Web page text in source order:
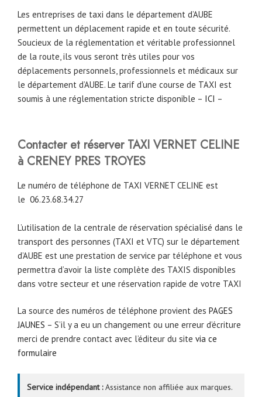
Les entreprises de taxi dans le département d’AUBE
permettent un déplacement rapide et en toute sécurité.
Soucieux de la réglementation et véritable professionnel
de la route, ils vous seront très utiles pour vos
déplacements personnels, professionnels et médicaux sur
le département d’AUBE. Le tarif d’une course de TAXI est
soumis à une réglementation stricte disponible – ICI –
Contacter et réserver TAXI VERNET CELINE
à CRENEY PRES TROYES
Le numéro de téléphone de TAXI VERNET CELINE est
le 06.23.68.34.27
L’utilisation de la centrale de réservation spécialisé dans le
transport des personnes (TAXI et VTC) sur le département
d’AUBE est une prestation de service par téléphone et vous
permettra d’avoir la liste complète des TAXIS disponibles
dans votre secteur et une réservation rapide de votre TAXI
La source des numéros de téléphone provient des PAGES
JAUNES – S’il y a eu un changement ou une erreur d’écriture
merci de prendre contact avec l’éditeur du site via ce
formulaire
Service indépendant :Assistance non affiliée aux marques.